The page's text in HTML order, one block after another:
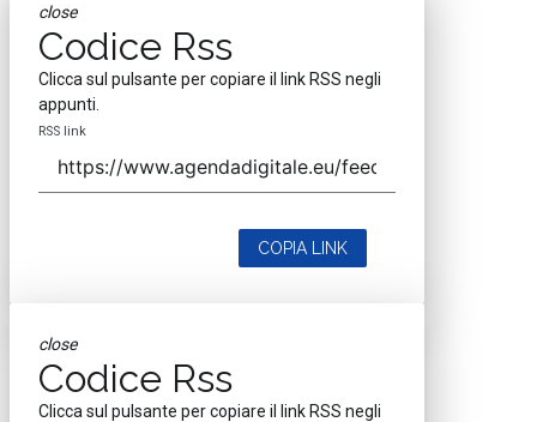
close
Codice Rss
Clicca sul pulsante per copiare il link RSS negli
appunti.
RSS link
COPIA LINK
close
Codice Rss
Clicca sul pulsante per copiare il link RSS negli